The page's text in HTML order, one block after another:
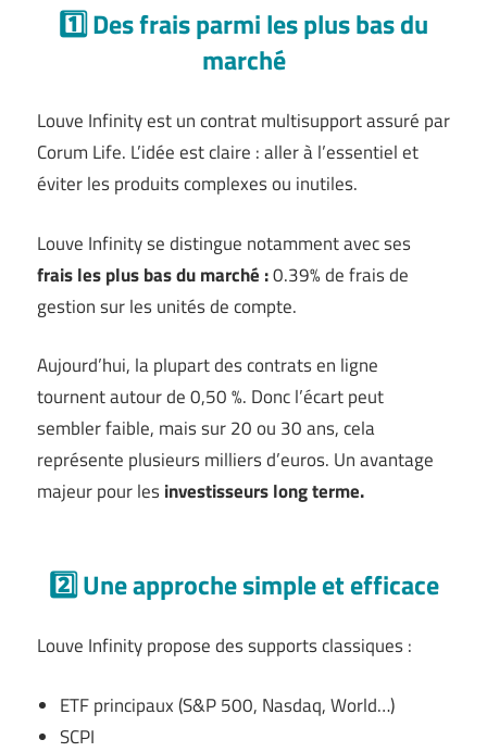
1️⃣ Des frais parmi les plus bas du
marché
Louve Infinity est un contrat multisupport assuré par
Corum Life. L’idée est claire : aller à l’essentiel et
éviter les produits complexes ou inutiles.
Louve Infinity se distingue notamment avec ses
frais les plus bas du marché :0.39% de frais de
gestion sur les unités de compte.
Aujourd’hui, la plupart des contrats en ligne
tournent autour de 0,50 %. Donc l’écart peut
sembler faible, mais sur 20 ou 30 ans, cela
représente plusieurs milliers d’euros. Un avantage
majeur pour lesinvestisseurs long terme.
2️⃣ Une approche simple et efficace
Louve Infinity propose des supports classiques :
ETF principaux (S&P 500, Nasdaq, World…)
SCPI